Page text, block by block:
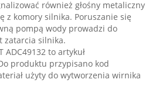
również głośny metaliczny
z komory silnika. Poruszanie się
pompą wody prowadzi do
zatarcia silnika.
ADC49132 to artykuł
produktu przypisano kod
użyty do wytworzenia wirnika